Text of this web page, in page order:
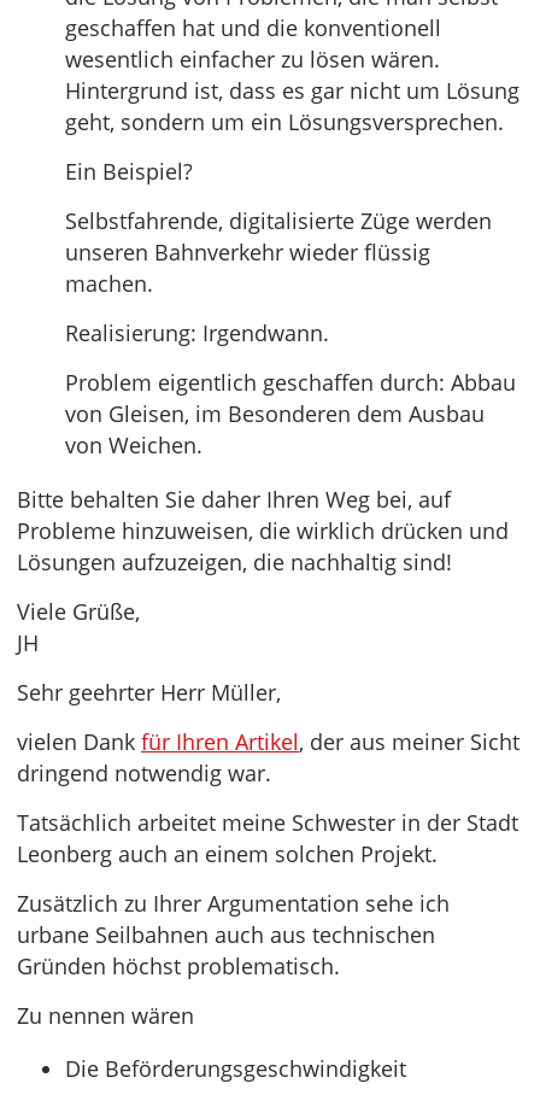
geschaffen hat und die konventionell
wesentlich einfacher zu lösen wären.
Hintergrund ist, dass es gar nicht um Lösung
geht, sondern um ein Lösungsversprechen.
Ein Beispiel?
Selbstfahrende, digitalisierte Züge werden
unseren Bahnverkehr wieder flüssig
machen.
Realisierung: Irgendwann.
Problem eigentlich geschaffen durch: Abbau
von Gleisen, im Besonderen dem Ausbau
von Weichen.
Bitte behalten Sie daher Ihren Weg bei, auf
Probleme hinzuweisen, die wirklich drücken und
Lösungen aufzuzeigen, die nachhaltig sind!
Viele Grüße,
JH
Sehr geehrter Herr Müller,
vielen Dank für Ihren Artikel, der aus meiner Sicht
dringend notwendig war.
Tatsächlich arbeitet meine Schwester in der Stadt
Leonberg auch an einem solchen Projekt.
Zusätzlich zu Ihrer Argumentation sehe ich
urbane Seilbahnen auch aus technischen
Gründen höchst problematisch.
Zu nennen wären
Die Beförderungsgeschwindigkeit